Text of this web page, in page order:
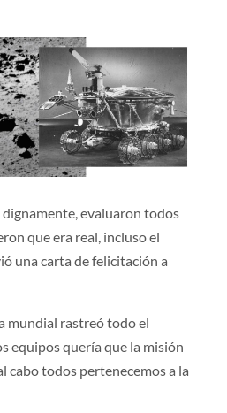
evaluaron todos
que era real, incluso el
una carta de felicitación a
mundial rastreó todo el
equipos quería que la misión
cabo todos pertenecemos a la